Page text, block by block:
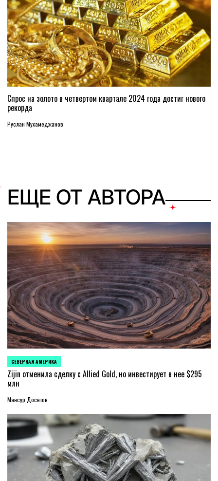
Спрос на золото в четвертом квартале 2024 года достиг нового
рекорда
Руслан Мухамеджанов
ЕЩЕ ОТ АВТОРА
ОПУБЛИКОВАНО
В
СЕВЕРНАЯ АМЕРИКА
Zijin отменила сделку с Allied Gold, но инвестирует в нее $295
млн
Мансур Досетов